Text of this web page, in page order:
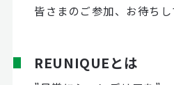
皆さまのご参加、お待ちし
REUNIQUEとは